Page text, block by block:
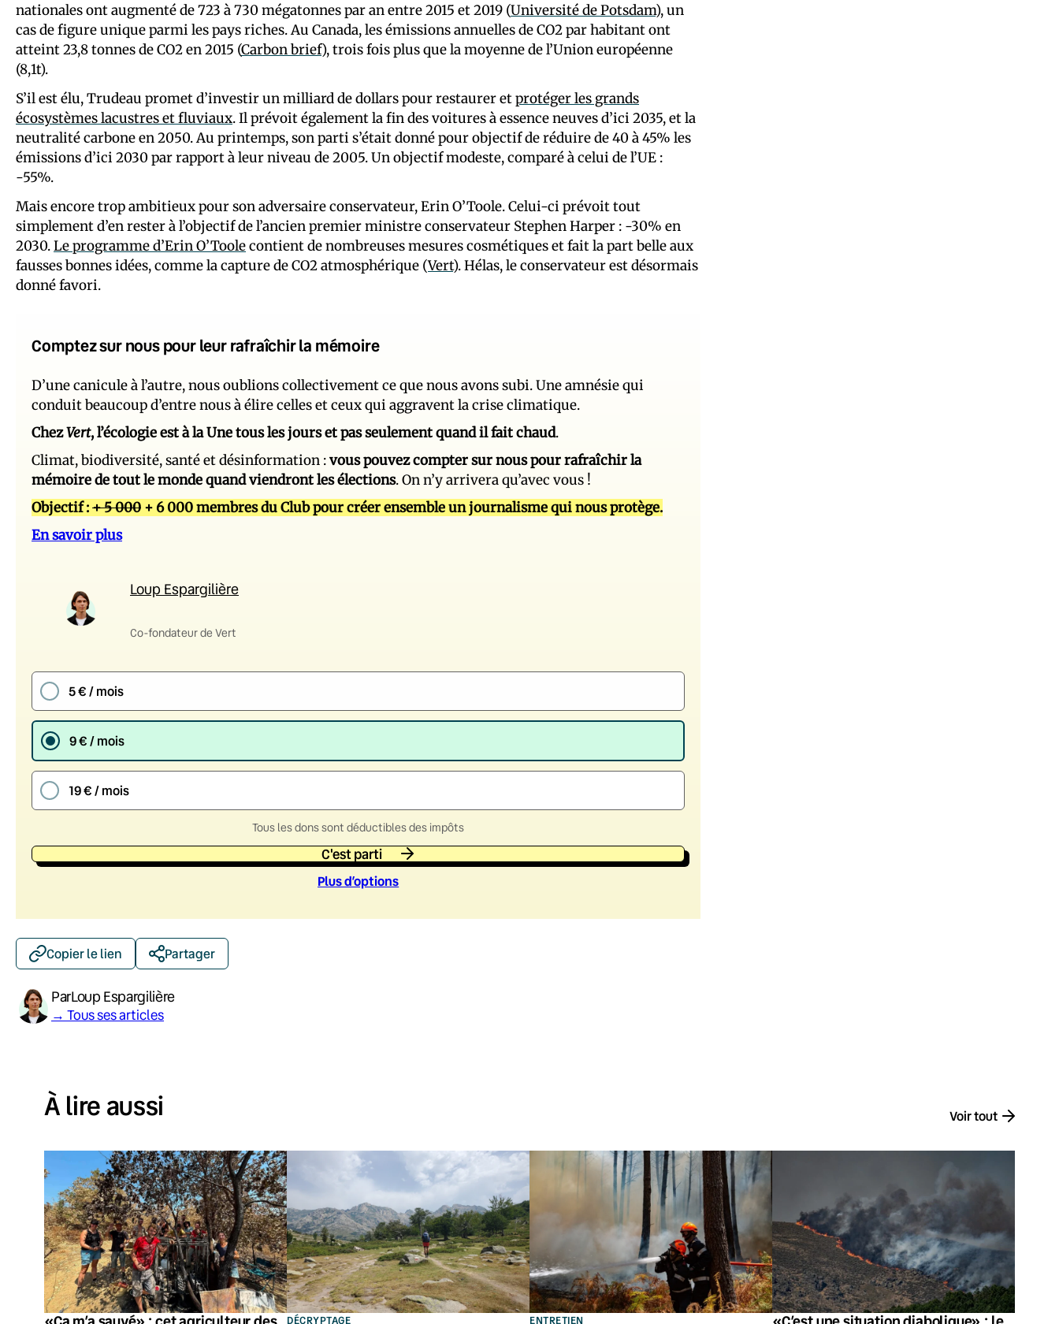
nationales ont augmenté de 723 à 730 mégatonnes par an entre 2015 et 2019 (Université de Potsdam), un
cas de figure unique parmi les pays riches. Au Canada, les émissions annuelles de CO2 par habitant ont
atteint 23,8 tonnes de CO2 en 2015 (Carbon brief), trois fois plus que la moyenne de l’Union européenne
(8,1t).
S’il est élu, Trudeau promet d’investir un milliard de dollars pour restaurer etprotéger les grands
écosystèmes lacustres et fluviaux. Il prévoit également la fin des voitures à essence neuves d’ici 2035, et la
neutralité carbone en 2050. Au printemps, son parti s’était donné pour objectif de réduire de 40 à 45% les
émissions d’ici 2030 par rapport à leur niveau de 2005. Un objectif modeste, comparé à celui de l’UE :
-55%.
Mais encore trop ambitieux pour son adversaire conservateur, Erin O’Toole. Celui-ci prévoit tout
simplement d’en rester à l’objectif de l’ancien premier ministre conservateur Stephen Harper : -30% en
2030.Le programme d’Erin O’Toolecontient de nombreuses mesures cosmétiques et fait la part belle aux
fausses bonnes idées, comme la capture de CO2 atmosphérique (Vert). Hélas, le conservateur est désormais
donné favori.
Comptez sur nous pour leur rafraîchir la mémoire
D’une canicule à l’autre, nous oublions collectivement ce que nous avons subi. Une amnésie qui
conduit beaucoup d’entre nous à élire celles et ceux qui aggravent la crise climatique.
ChezVert, l’écologie est à la Une tous les jours et pas seulement quand il fait chaud.
Climat, biodiversité, santé et désinformation :vous pouvez compter sur nous pour rafraîchir la
mémoire de tout le monde quand viendront les élections. On n’y arrivera qu’avec vous !
Objectif :+ 5 000 + 6 000 membres du Club pour créer ensemble un journalisme qui nous protège.
En savoir plus
Loup Espargilière
Co-fondateur de Vert
5 € / mois
9 € / mois
19 € / mois
Tous les dons sont déductibles des impôts
C'est parti
Plus d’options
Copier le lien Partager
ParLoup Espargilière
→ Tous ses articles
À lire aussi Voir tout
DÉCRYPTAGE ENTRETIEN